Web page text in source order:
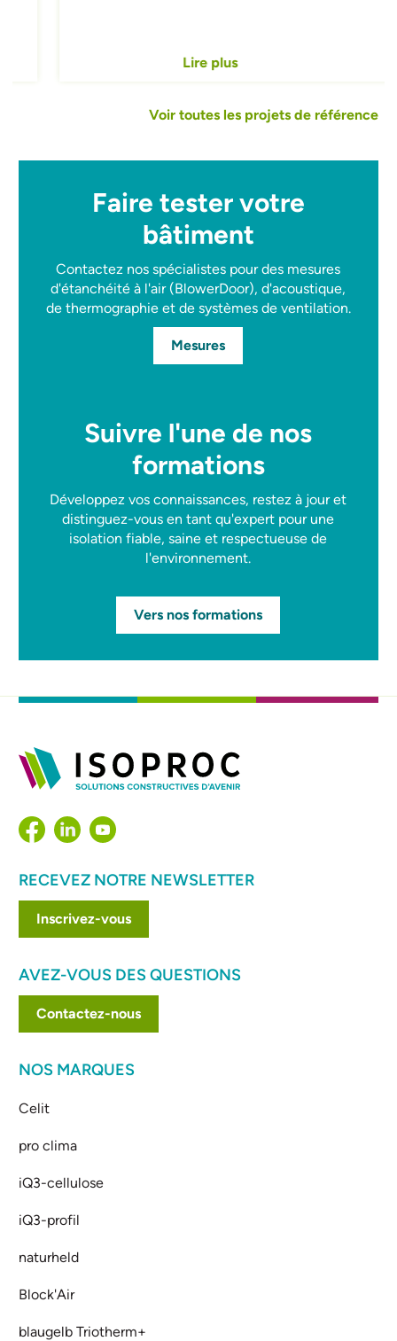
Lire plus
Voir toutes les projets de référence
Faire tester votre
bâtiment
Contactez nos spécialistes pour des mesures
d'étanchéité à l'air (BlowerDoor), d'acoustique,
de thermographie et de systèmes de ventilation.
Mesures
Suivre l'une de nos
formations
Développez vos connaissances, restez à jour et
distinguez-vous en tant qu'expert pour une
isolation fiable, saine et respectueuse de
l'environnement.
Vers nos formations
RECEVEZ NOTRE NEWSLETTER
Inscrivez-vous
AVEZ-VOUS DES QUESTIONS
Contactez-nous
NOS MARQUES
Celit
pro clima
iQ3-cellulose
iQ3-profil
naturheld
Block'Air
blaugelb Triotherm+